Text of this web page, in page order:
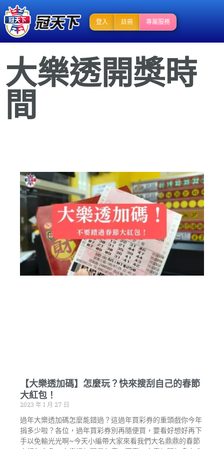
登入 註冊 專屬服務
大樂透開獎時
間
【大樂透加碼】怎麼玩？快來搜刮自己的春節
大紅包！
2023 年 1 月 27 日
過年大樂透加碼怎麼能錯過？這過年買彩券的重頭戲你今年
捐多少啦？各位，過年買彩券別再隨便買，要看好想好再下
手以免輸光光啊~今天小編帶大家來看我們大名鼎鼎的春節